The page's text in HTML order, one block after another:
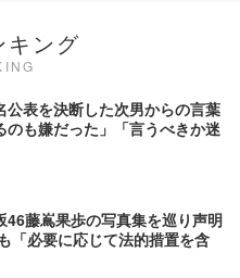
キング
公表を決断した次男からの言葉
のも嫌だった」「言うべきか迷
46藤嶌果歩の写真集を巡り声明
「必要に応じて法的措置を含